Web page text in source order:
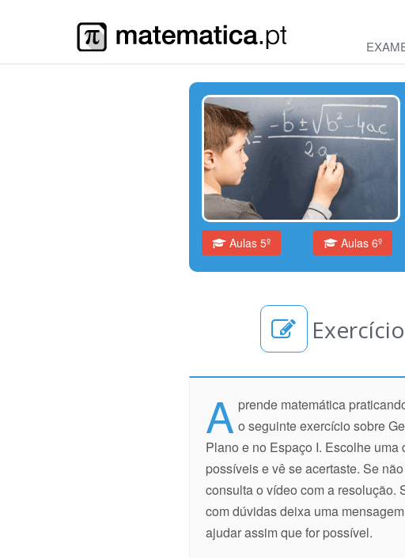
Aulas 5º Aulas 6º
A prende matemática
o seguinte exercício sobre
Plano e no Espaço I. Escolhe uma
possíveis e vê se acertaste. Se
consulta o vídeo com a resolução.
com dúvidas deixa uma
ajudar assim que for possível.